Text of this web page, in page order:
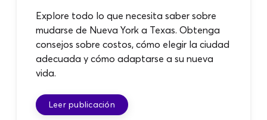
Explore todo lo que necesita saber sobre
mudarse de Nueva York a Texas. Obtenga
consejos sobre costos, cómo elegir la ciudad
adecuada y cómo adaptarse a su nueva
vida.
Leer publicación